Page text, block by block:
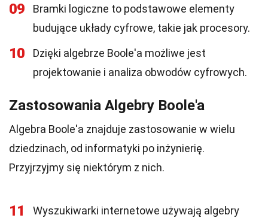
09
Bramki logiczne to podstawowe elementy
budujące układy cyfrowe, takie jak procesory.
10
Dzięki algebrze Boole'a możliwe jest
projektowanie i analiza obwodów cyfrowych.
Zastosowania Algebry Boole'a
Algebra Boole'a znajduje zastosowanie w wielu
dziedzinach, od informatyki po inżynierię.
Przyjrzyjmy się niektórym z nich.
11 Wyszukiwarki internetowe używają algebry